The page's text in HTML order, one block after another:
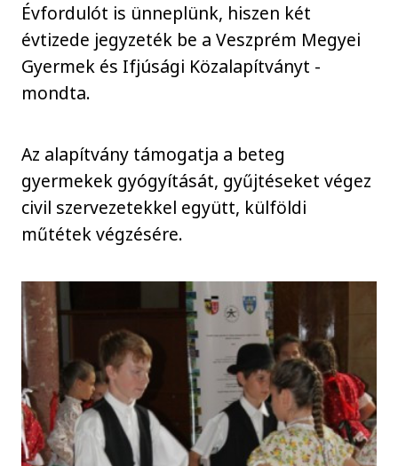
Évfordulót is ünneplünk, hiszen két
évtizede jegyzeték be a Veszprém Megyei
Gyermek és Ifjúsági Közalapítványt -
mondta.
Az alapítvány támogatja a beteg
gyermekek gyógyítását, gyűjtéseket végez
civil szervezetekkel együtt, külföldi
műtétek végzésére.